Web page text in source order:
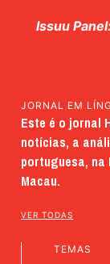
Issuu Panel:
JORNAL EM
Este é o jornal
notícias, a
portuguesa, na
Macau.
VER TODAS
TEMAS